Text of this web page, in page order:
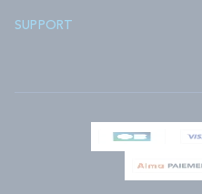
SUPPORT